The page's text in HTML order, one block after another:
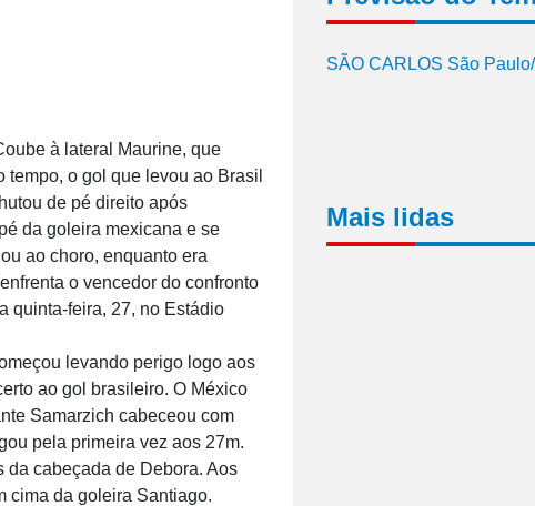
à lateral Maurine, que
o gol que levou ao Brasil
de pé direito após
da goleira mexicana e se
ao choro, enquanto era
o vencedor do confronto
quinta-feira, 27, no Estádio
levando perigo logo aos
ao gol brasileiro. O México
Samarzich cabeceou com
pela primeira vez aos 27m.
da cabeçada de Debora. Aos
cima da goleira Santiago.
SÃO CARLOS São
Mais lidas